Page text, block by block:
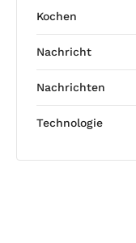
Kochen
Nachricht
Nachrichten
Technologie